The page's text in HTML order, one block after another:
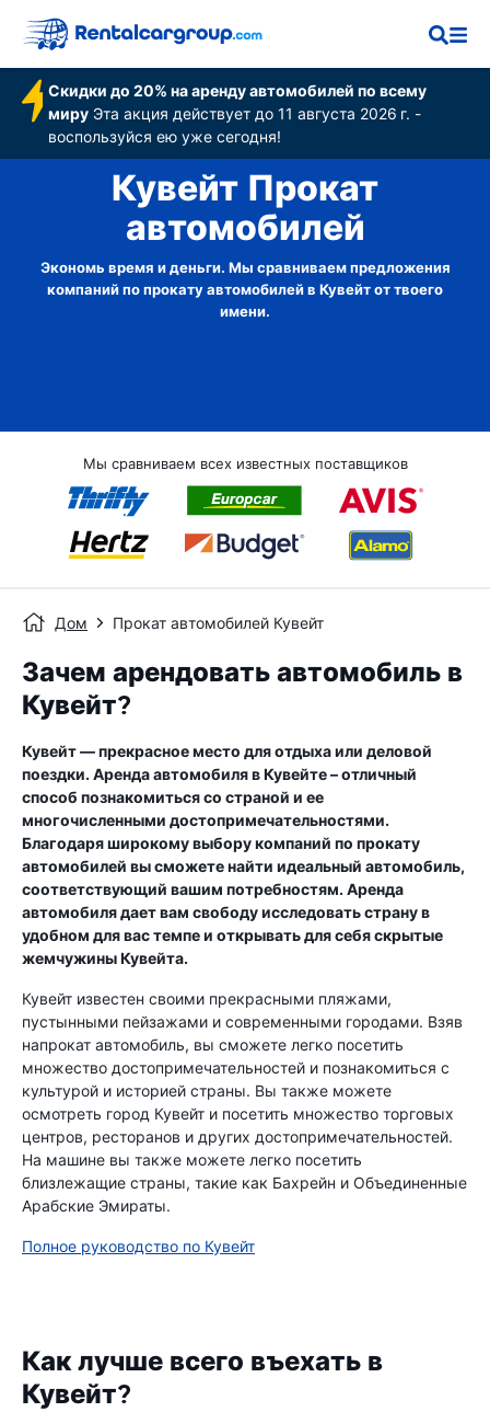
Скидки до 20% на аренду автомобилей по всему
мируЭта акция действует до 11 августа 2026 г. -
воспользуйся ею уже сегодня!
Кувейт Прокат
автомобилей
Экономь время и деньги. Мы сравниваем предложения
компаний по прокату автомобилей в Кувейт от твоего
имени.
Мы сравниваем всех известных поставщиков
Дом Прокат автомобилей Кувейт
Зачем арендовать автомобиль в
Кувейт?
Кувейт — прекрасное место для отдыха или деловой
поездки. Аренда автомобиля в Кувейте – отличный
способ познакомиться со страной и ее
многочисленными достопримечательностями.
Благодаря широкому выбору компаний по прокату
автомобилей вы сможете найти идеальный автомобиль,
соответствующий вашим потребностям. Аренда
автомобиля дает вам свободу исследовать страну в
удобном для вас темпе и открывать для себя скрытые
жемчужины Кувейта.
Кувейт известен своими прекрасными пляжами,
пустынными пейзажами и современными городами. Взяв
напрокат автомобиль, вы сможете легко посетить
множество достопримечательностей и познакомиться с
культурой и историей страны. Вы также можете
осмотреть город Кувейт и посетить множество торговых
центров, ресторанов и других достопримечательностей.
На машине вы также можете легко посетить
близлежащие страны, такие как Бахрейн и Объединенные
Арабские Эмираты.
Полное руководство по Кувейт
Как лучше всего въехать в
Кувейт?